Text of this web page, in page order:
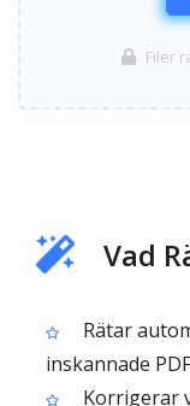
Filer
Vad
Rätar
inskannade
Korrigerar